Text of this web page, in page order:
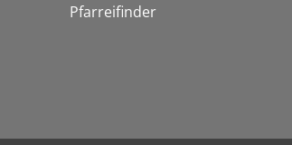
Pfarreifinder